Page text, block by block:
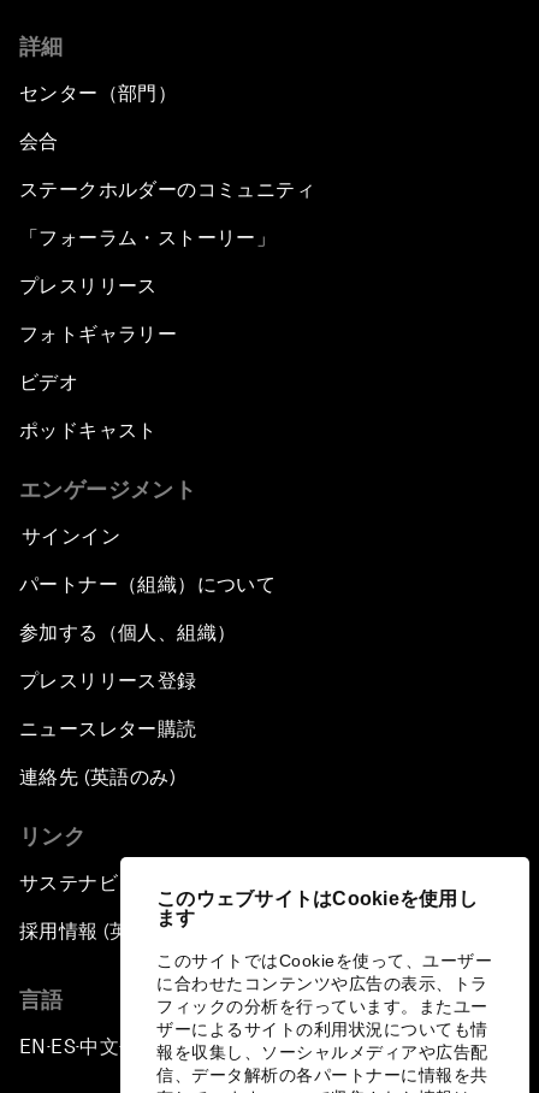
このウェブサイトはCookieを使用し
ます
このサイトではCookieを使って、ユーザー
に合わせたコンテンツや広告の表示、トラ
フィックの分析を行っています。またユー
ザーによるサイトの利用状況についても情
報を収集し、ソーシャルメディアや広告配
信、データ解析の各パートナーに情報を共
詳細
センター（部門）
会合
ステークホルダーのコミュニティ
「フォーラム・ストーリー」
プレスリリース
フォトギャラリー
ビデオ
ポッドキャスト
エンゲージメント
サインイン
パートナー（組織）について
参加する（個人、組織）
プレスリリース登録
ニュースレター購読
連絡先 (英語のみ)
リンク
サステナビリティへの取り組み
採用情報 (英語のみ)
言語
EN ▪ES▪中文▪ 日本語